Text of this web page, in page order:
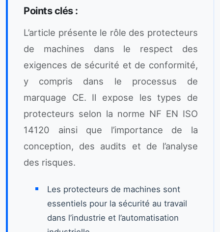
Points clés :
L’article présente le rôle des protecteurs
de machines dans le respect des
exigences de sécurité et de conformité,
y compris dans le processus de
marquage CE. Il expose les types de
protecteurs selon la norme NF EN ISO
14120 ainsi que l’importance de la
conception, des audits et de l’analyse
des risques.
Les protecteurs de machines sont
essentiels pour la sécurité au travail
dans l’industrie et l’automatisation